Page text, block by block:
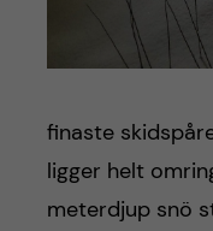
finaste
ligger helt
meterdjup snö